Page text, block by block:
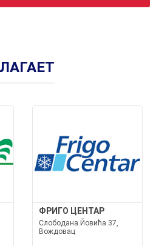
ФРИГО ЦЕНТАР
Слободана Йовића 37,
Вождовац